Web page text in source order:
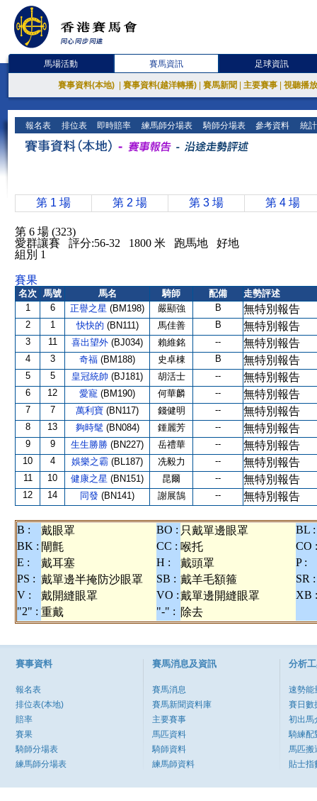
馬場活動 賽馬資訊 足球資訊
賽事資料(本地) 賽事資料(越洋轉播) 賽馬新聞 主要賽事 視聽播
報名表 排位表 即時賠率 練馬師分場表 騎師分場表 參考資料 統
第 1 場 第 2 場 第 3 場 第 4 場
第 6 場 (323)
愛群讓賽 評分:56-32 1800 米 跑馬地 好地
組別 1
賽果
名次 馬號 馬名 騎師 配備
走勢評述
1
6 正譽之星 (BM198) 嚴顯強 B 無特別報告
2 1 快快的 (BN111) 馬佳善 B 無特別報告
3 11 喜出望外 (BJ034) 賴維銘 -- 無特別報告
4 3 奇福 (BM188) 史卓棟 B 無特別報告
5 5 皇冠統帥 (BJ181) 胡活士 -- 無特別報告
6 12 愛寵 (BM190) 何華麟 -- 無特別報告
7 7 萬利寶 (BN117) 錢健明 -- 無特別報告
8 13 夠時髦 (BN084) 鍾麗芳 -- 無特別報告
9 9 生生勝勝 (BN227) 岳禮華 -- 無特別報告
10 4 娛樂之霸 (BL187) 冼毅力 -- 無特別報告
11 10 健康之星 (BN151) 昆爾 -- 無特別報告
12 14 同發 (BN141) 謝展鵠 -- 無特別報告
B : 戴眼罩 BO : 只戴單邊眼罩
BL :
BK : 閘氈 CC : 喉托
CO :
E :
戴耳塞 H : 戴頭罩
P :
PS : 戴單邊半掩防沙眼罩 SB : 戴羊毛額箍
SR :
V :
戴開縫眼罩 VO :戴單邊開縫眼罩
XB :
"2" : 重戴 "-" : 除去
賽事資料
報名表
排位表(本地)
賠率
賽果
騎師分場表
練馬師分場表
賽馬消息及資訊
賽馬消息
賽馬新聞資料庫
主要賽事
馬匹資料
騎師資料
練馬師資料
分析
速勢能
賽日數
初出馬
騎練配
馬匹搬
貼士指